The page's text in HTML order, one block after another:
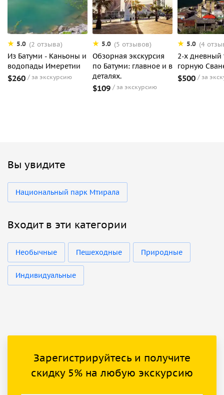
5.0 (2 отзыва)
Из Батуми - Каньоны и
водопады Имеретии
$260 за экскурсию
5.0 (5 отзывов)
Обзорная экскурсия
по Батуми: главное и в
деталях.
$109 за экскурсию
5.0 (4
2-х дневный
горную
$500 за
Вы увидите
Национальный парк Мтирала
Входит в эти категории
Необычные Пешеходные Природные
Индивидуальные
Зарегистрируйтесь и получите
скидку 5% на любую экскурсию